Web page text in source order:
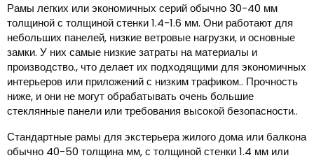
Рамы легких или экономичных серий обычно 30-40 мм
толщиной с толщиной стенки 1.4-1.6 мм. Они работают для
небольших панелей, низкие ветровые нагрузки, и основные
замки. У них самые низкие затраты на материалы и
производство., что делает их подходящими для экономичных
интерьеров или приложений с низким трафиком.. Прочность
ниже, и они не могут обрабатывать очень большие
стеклянные панели или требования высокой безопасности..
Стандартные рамы для экстерьера жилого дома или балкона
обычно 40-50 толщина мм, с толщиной стенки 1.4 мм или